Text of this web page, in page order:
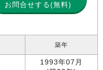
お問合せする(無料)
築年
1993年07月